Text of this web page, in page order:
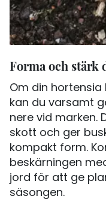
Forma och stärk
Om din
kan du varsamt
nere vid marken.
skott och ger
kompakt form.
beskärningen
jord för att ge
säsongen.